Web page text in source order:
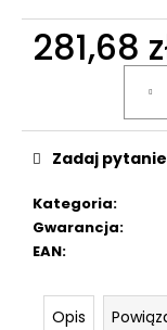
281,68
Kategoria:
Gwarancja:
EAN:
Zadaj pytanie
Opis
5X60
0,18
zł